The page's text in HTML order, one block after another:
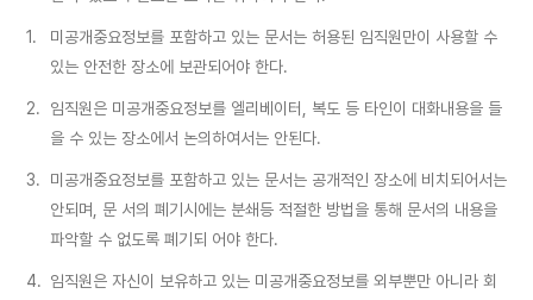
1.
미공개중요정보를 포함하고 있는 문서는 허용된 임직원만이 사용할 수
있는 안전한 장소에 보관되어야 한다.
2.
임직원은 미공개중요정보를 엘리베이터, 복도 등 타인이 대화내용을 들
을 수 있는 장소에서 논의하여서는 안된다.
3.
미공개중요정보를 포함하고 있는 문서는 공개적인 장소에 비치되어서는
안되며, 문 서의 폐기시에는 분쇄등 적절한 방법을 통해 문서의 내용을
파악할 수 없도록 폐기되 어야 한다.
4. 임직원은 자신이 보유하고 있는 미공개중요정보를 외부뿐만 아니라 회